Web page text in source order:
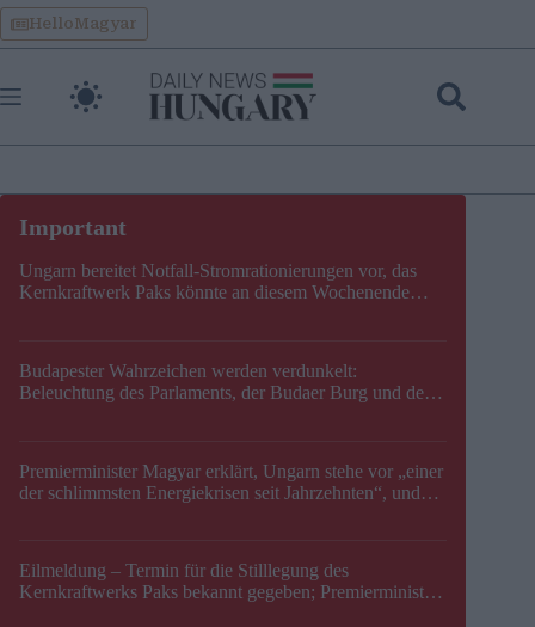
Skip
to
content
HelloMagyar
Ungarn bereitet Notfall-Stromrationierungen vor, das
Kernkraftwerk Paks könnte an diesem Wochenende
Budapester Wahrzeichen werden verdunkelt:
Beleuchtung des Parlaments, der Budaer Burg und der
Premierminister Magyar erklärt, Ungarn stehe vor „einer
der schlimmsten Energiekrisen seit Jahrzehnten“, und
Eilmeldung – Termin für die Stilllegung des
Kernkraftwerks Paks bekannt gegeben; Premierminister